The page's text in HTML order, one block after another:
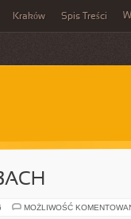
Kraków Spis Treści
MOŻLIWOŚĆ